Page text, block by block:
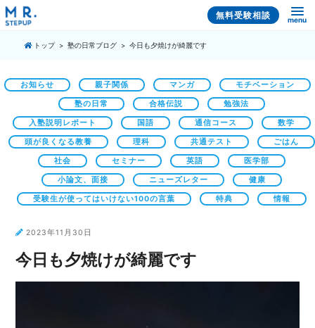
無料受験相談 menu
トップ 塾の日常ブログ 今日も夕焼けが綺麗です
お知らせ 親子関係 マンガ モチベーション
塾の日常 合格伝説 勉強法
入塾説明レポート 国語 通信コース 数学
頭が良くなる教養 理科 共通テスト ごはん
社会 セミナー 英語 医学部
小論文、面接 ニューズレター 健康
受験生が使ってはいけない100の言葉 特典 情報
2023年11月30日
今日も夕焼けが綺麗です